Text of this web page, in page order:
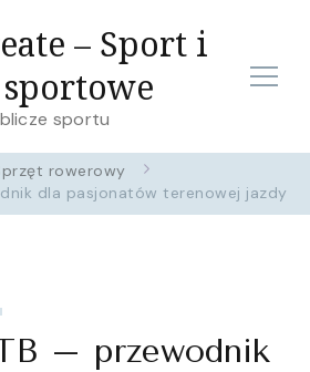
– Sport i
sportu
rowerowy
dla pasjonatów terenowej jazdy
– przewodnik